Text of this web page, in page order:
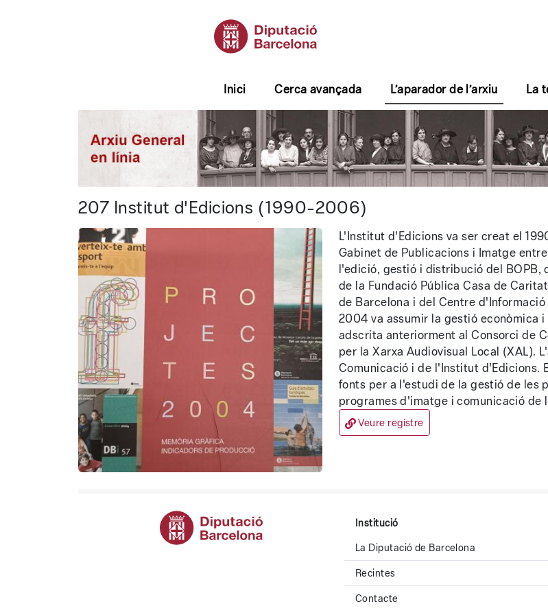
Inici Cerca avançada L’aparador de l’arxiu La
Diputació de Barcelona - Arxiu general
207 Institut d'Edicions (1990-2006)
L'Institut d'Edicions va ser creat el
Gabinet de Publicacions i Imatge
l'edició, gestió i distribució del BOPB,
de la Fundació Pública Casa de
de Barcelona i del Centre
2004 va assumir la gestió econòmica
adscrita anteriorment al Consorci de
per la Xarxa Audiovisual Local (XAL).
Comunicació i de l'Institut d'Edicions.
fonts per a l'estudi de la gestió de les
programes d'imatge i comunicació de
Veure registre
Institució
La Diputació de Barcelona
Recintes
Contacte